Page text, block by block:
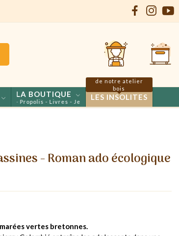
LA BOUTIQUE
- Propolis - Livres - Jeux
LES INSOLITES
de notre atelier
bois
- Roman ado écologique
vertes bretonnes.